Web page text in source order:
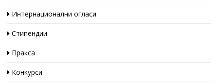
Интернационални огласи
Стипендии
Пракса
Конкурси